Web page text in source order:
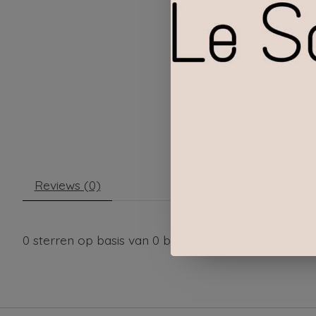
Reviews (0)
0 sterren op basis van 0 beoordelingen